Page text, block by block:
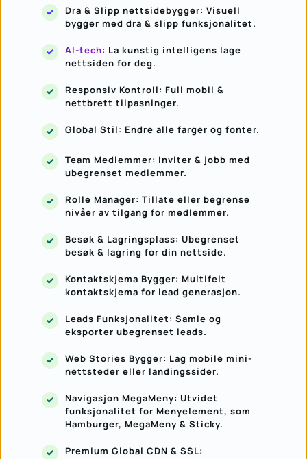
Dra & Slipp nettsidebygger: Visuell
bygger med dra & slipp funksjonalitet.
AI-tech: La kunstig intelligens lage
nettsiden for deg.
Responsiv Kontroll: Full mobil &
nettbrett tilpasninger.
Global Stil: Endre alle farger og fonter.
Team Medlemmer: Inviter & jobb med
ubegrenset medlemmer.
Rolle Manager: Tillate eller begrense
nivåer av tilgang for medlemmer.
Besøk & Lagringsplass: Ubegrenset
besøk & lagring for din nettside.
Kontaktskjema Bygger: Multifelt
kontaktskjema for lead generasjon.
Leads Funksjonalitet: Samle og
eksporter ubegrenset leads.
Web Stories Bygger: Lag mobile mini-
nettsteder eller landingssider.
Navigasjon MegaMeny: Utvidet
funksjonalitet for Menyelement, som
Hamburger, MegaMeny & Sticky.
Premium Global CDN & SSL: